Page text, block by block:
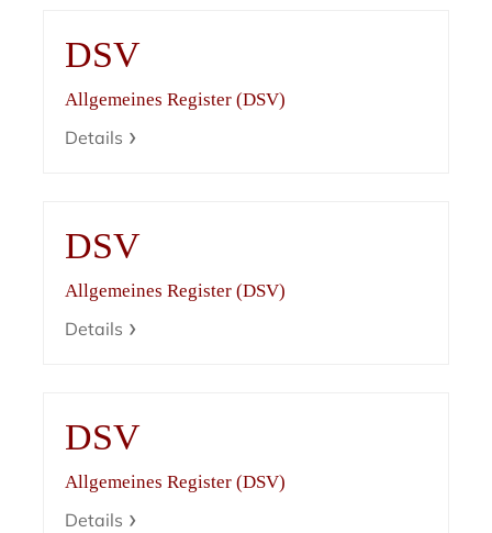
DSV
Allgemeines Register (DSV)
Details
DSV
Allgemeines Register (DSV)
Details
DSV
Allgemeines Register (DSV)
Details